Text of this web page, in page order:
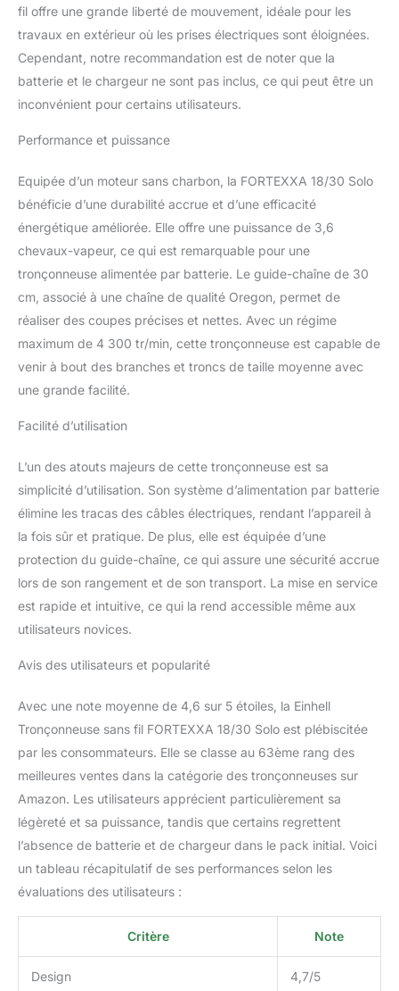
puissance, et passe à 6
m/s en mode ECO, ce qui
prolonge dans le même
temps la durée
d’utilisation de la batterie.
Chaîne - La tension et le
permanence grâce au
système de lubrification
de coupe - Le guide-
chaîne de qualité
supérieure, d’une largeur
30 cm, ainsi que la
chaîne robuste, d’une
longueur de coupe de 27
cm, sont de qualité
OREGON. Sécurité
de chaîne garantit la
sécurité en cas de saut
de chaîne. Batterie non
incluse - La
tronçonneuse sans fil
FORTEXXA 18/30 est
vendue sans batterie
Power X-Change ni
disponibles séparément.
fil offre une grande liberté de mouvement, idéale pour les
travaux en extérieur où les prises électriques sont éloignées.
Cependant, notre recommandation est de noter que la
batterie et le chargeur ne sont pas inclus, ce qui peut être un
inconvénient pour certains utilisateurs.
Performance et puissance
Equipée d’un moteur sans charbon, la FORTEXXA 18/30 Solo
bénéficie d’une durabilité accrue et d’une efficacité
énergétique améliorée. Elle offre une puissance de 3,6
chevaux-vapeur, ce qui est remarquable pour une
tronçonneuse alimentée par batterie. Le guide-chaîne de 30
cm, associé à une chaîne de qualité Oregon, permet de
réaliser des coupes précises et nettes. Avec un régime
maximum de 4 300 tr/min, cette tronçonneuse est capable de
venir à bout des branches et troncs de taille moyenne avec
une grande facilité.
Facilité d’utilisation
L’un des atouts majeurs de cette tronçonneuse est sa
simplicité d’utilisation. Son système d’alimentation par batterie
élimine les tracas des câbles électriques, rendant l’appareil à
la fois sûr et pratique. De plus, elle est équipée d’une
protection du guide-chaîne, ce qui assure une sécurité accrue
lors de son rangement et de son transport. La mise en service
est rapide et intuitive, ce qui la rend accessible même aux
utilisateurs novices.
Avis des utilisateurs et popularité
Avec une note moyenne de 4,6 sur 5 étoiles, la Einhell
Tronçonneuse sans fil FORTEXXA 18/30 Solo est plébiscitée
par les consommateurs. Elle se classe au 63ème rang des
meilleures ventes dans la catégorie des tronçonneuses sur
Amazon. Les utilisateurs apprécient particulièrement sa
légèreté et sa puissance, tandis que certains regrettent
l’absence de batterie et de chargeur dans le pack initial. Voici
un tableau récapitulatif de ses performances selon les
évaluations des utilisateurs :
Critère Note
Design 4,7/5